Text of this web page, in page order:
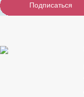
Подписаться
Подписаться
Подписаться